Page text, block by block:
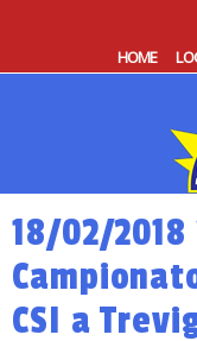
HOME
18/02/
CSI a